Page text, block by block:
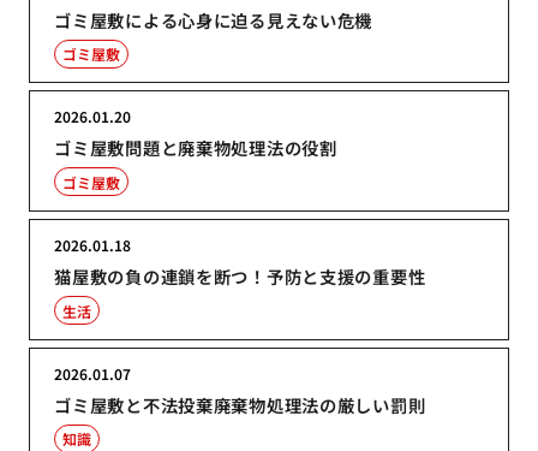
ゴミ屋敷による心身に迫る見えない危機
ゴミ屋敷
ゴミ屋敷問題と廃棄物処理法の役割
2026.01.20
ゴミ屋敷
猫屋敷の負の連鎖を断つ！予防と支援の重要性
2026.01.18
生活
ゴミ屋敷と不法投棄廃棄物処理法の厳しい罰則
2026.01.07
知識